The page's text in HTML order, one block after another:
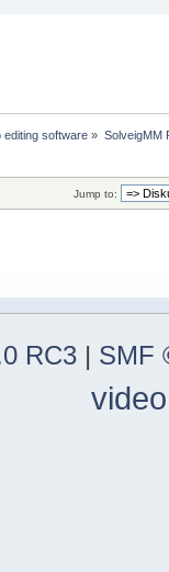
editing software » SolveigMM
Jump to:
RC3 | SMF